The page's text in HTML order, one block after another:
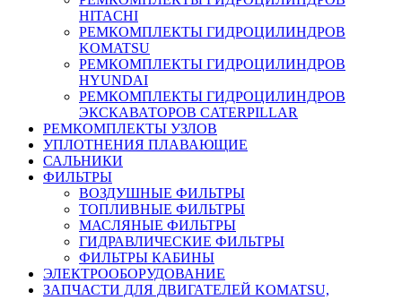
HITACHI
РЕМКОМПЛЕКТЫ ГИДРОЦИЛИНДРОВ
KOMATSU
РЕМКОМПЛЕКТЫ ГИДРОЦИЛИНДРОВ
HYUNDAI
РЕМКОМПЛЕКТЫ ГИДРОЦИЛИНДРОВ
ЭКСКАВАТОРОВ CATERPILLAR
РЕМКОМПЛЕКТЫ УЗЛОВ
УПЛОТНЕНИЯ ПЛАВАЮЩИЕ
САЛЬНИКИ
ФИЛЬТРЫ
ВОЗДУШНЫЕ ФИЛЬТРЫ
ТОПЛИВНЫЕ ФИЛЬТРЫ
МАСЛЯНЫЕ ФИЛЬТРЫ
ГИДРАВЛИЧЕСКИЕ ФИЛЬТРЫ
ФИЛЬТРЫ КАБИНЫ
ЭЛЕКТРООБОРУДОВАНИЕ
ЗАПЧАСТИ ДЛЯ ДВИГАТЕЛЕЙ KOMATSU,